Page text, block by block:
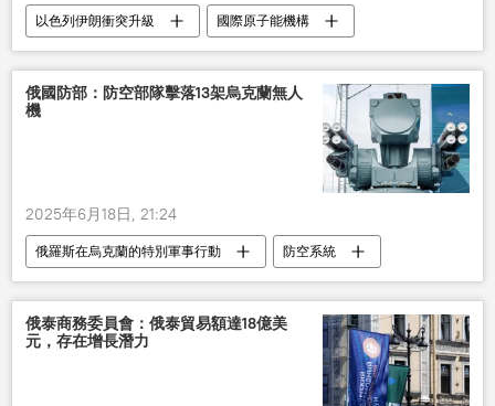
以色列伊朗衝突升級
國際原子能機構
伊朗
國際
俄國防部：防空部隊擊落13架烏克蘭無人
機
2025年6月18日, 21:24
俄羅斯在烏克蘭的特別軍事行動
防空系統
俄羅斯
烏克蘭衝突
俄泰商務委員會：俄泰貿易額達18億美
元，存在增長潛力